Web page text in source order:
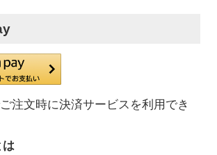
注文時に決済サービスを利用でき